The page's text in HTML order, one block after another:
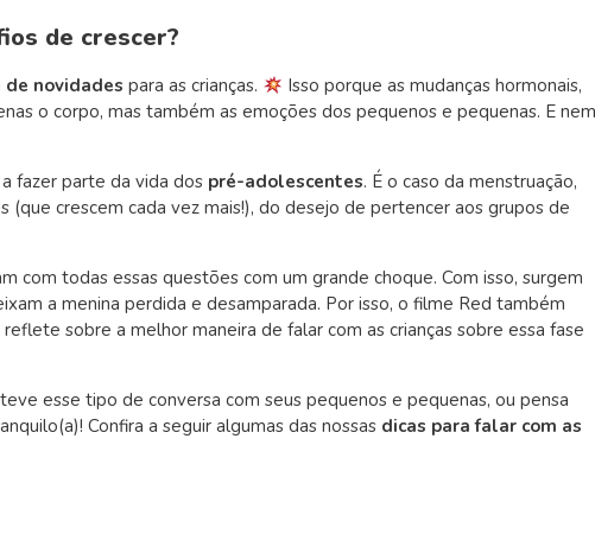
de crescer?
de novidades para as crianças.
Isso porque as mudanças hormonais,
o corpo, mas também as emoções dos pequenos e pequenas. E nem
fazer parte da vida dos pré-adolescentes. É o caso da menstruação,
(que crescem cada vez mais!), do desejo de pertencer aos grupos de
com todas essas questões com um grande choque. Com isso, surgem
a menina perdida e desamparada. Por isso, o filme Red também
sobre a melhor maneira de falar com as crianças sobre essa fase
esse tipo de conversa com seus pequenos e pequenas, ou pensa
Confira a seguir algumas das nossas dicas para falar com as